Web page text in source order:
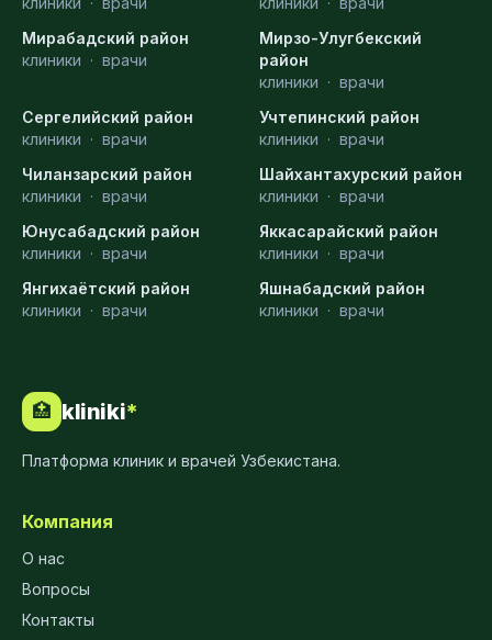
Мирабадский район
клиники · врачи
Мирзо-Улугбекский
район
клиники · врачи
Сергелийский район
клиники · врачи
Учтепинский район
клиники · врачи
Чиланзарский район
клиники · врачи
Шайхантахурский район
клиники · врачи
Юнусабадский район
клиники · врачи
Яккасарайский район
клиники · врачи
Янгихаётский район
клиники · врачи
Яшнабадский район
клиники · врачи
🏥 kliniki*
Платформа клиник и врачей Узбекистана.
Компания
О нас
Вопросы
Контакты